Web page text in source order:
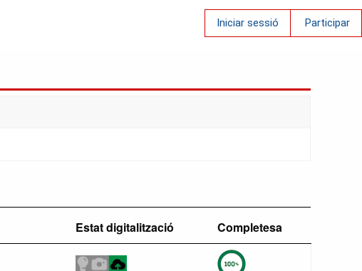
Iniciar sessió Participar
Estat digitalització Completesa